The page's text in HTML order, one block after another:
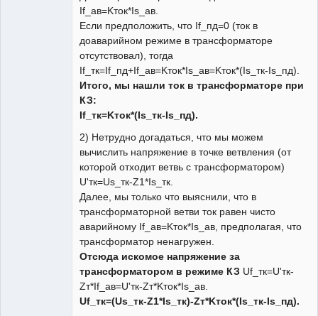
If_ав=Kток*Is_ав.
Если предположить, что If_пд=0 (ток в
доаварийном режиме в трансформаторе
отсутствовал), тогда
If_тк=If_пд+If_ав=Kток*Is_ав=Kток*(Is_тк-Is_пд).
Итого, мы нашли ток в трансформаторе при
КЗ:
If_тк=Kток*(Is_тк-Is_пд).
2) Нетрудно догадаться, что мы можем
вычислить напряжение в точке ветвления (от
которой отходит ветвь с трансформатором)
U'тк=Us_тк-Z1*Is_тк.
Далее, мы только что выяснили, что в
трансформаторной ветви ток равен чисто
аварийному If_ав=Kток*Is_ав, предполагая, что
трансформатор ненагружен.
Отсюда искомое напряжение за
трансформатором в режиме КЗ Uf_тк=U'тк-
Zт*If_ав=U'тк-Zт*Kток*Is_ав.
Uf_тк=(Us_тк-Z1*Is_тк)-Zт*Kток*(Is_тк-Is_пд).